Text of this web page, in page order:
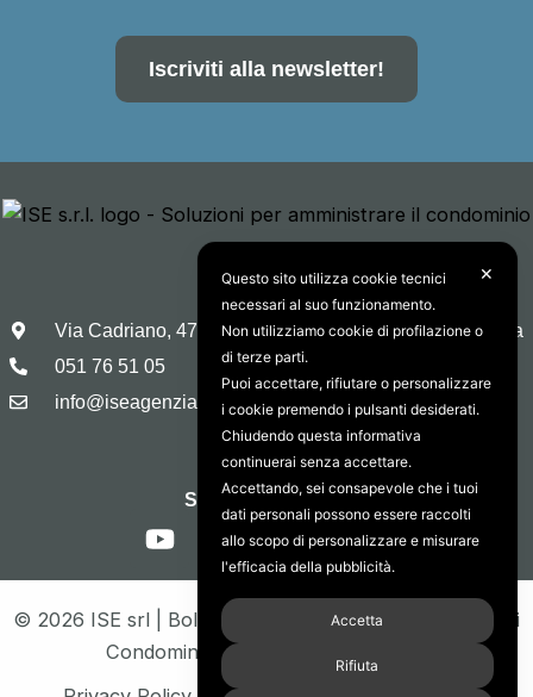
Iscriviti alla newsletter!
Via Cadriano, 47 40057 Granarolo Dell’Emilia, Bologna
051 76 51 05
info@iseagenzia.com
Seguici sui social:
Y
o
u
t
u
b
I
n
s
t
a
F
a
c
L
i
n
k
d
© 2026 ISE srl | Bologna | Servizi per Amministratori di
Condominio | P. Iva IT03556591208
✕
Questo sito utilizza cookie tecnici
necessari al suo funzionamento.
Non utilizziamo cookie di profilazione o
di terze parti.
Puoi accettare, rifiutare o personalizzare
i cookie premendo i pulsanti desiderati.
Chiudendo questa informativa
continuerai senza accettare.
Accettando, sei consapevole che i tuoi
dati personali possono essere raccolti
allo scopo di personalizzare e misurare
l'efficacia della pubblicità.
Accetta
Rifiuta